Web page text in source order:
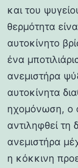
και του
θερμότητα
αυτοκίνητο
ένα
ανεμιστήρα
αυτοκίνητα
ηχομόνωση, ο
αντιληφθεί τη
ανεμιστήρα
η κόκκινη